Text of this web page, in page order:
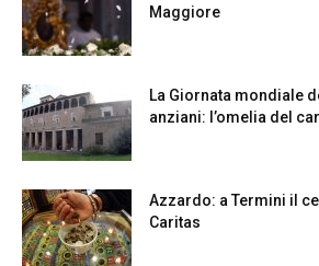
Maggiore
La Giornata mondiale
anziani: l’omelia del
Azzardo: a Termini il
Caritas